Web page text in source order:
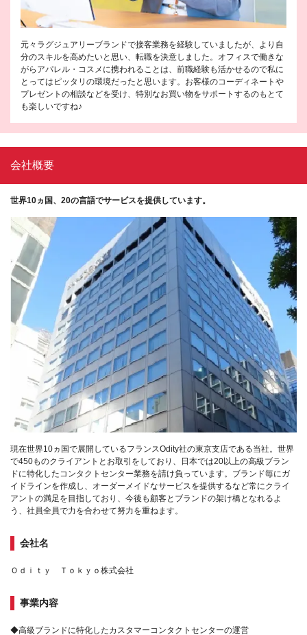
元々ラグジュアリーブランドで接客業務を経験していましたが、より自
分のスキルを高めたいと思い、転職を決意しました。オフィスで働きな
がらアパレル・コスメに携われることは、前職経験も活かせるので私に
とってはピッタリの環境だったと思います。お客様のコーディネートや
プレゼントの相談などを受け、特別なお買い物をサポートするのもとて
も楽しいですね♪
会社概要
世界10ヵ国、20の言語でサービスを提供しています。
現在世界10ヵ国で展開しているフランスOdity社の東京支店である当社。世界
で450ものクライアントとお取引をしており、日本では20以上の高級ブラン
ドに特化したコンタクトセンター業務を請け負っています。ブランド毎にガ
イドラインを作成し、オーダーメイドなサービスを提供するなど常にクライ
アントの満足を目指しており、今後も顧客とブランドの架け橋となれるよ
う、社員全員で力を合わせて努力を重ねます。
会社名
Ｏｄｉｔｙ Ｔｏｋｙｏ株式会社
事業内容
◆高級ブランドに特化したカスタマーコンタクトセンターの運営